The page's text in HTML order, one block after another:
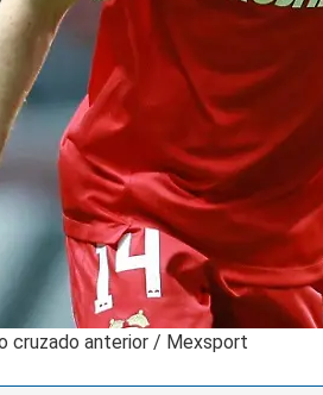
cruzado anterior / Mexsport